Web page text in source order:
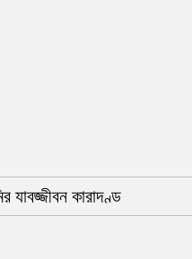
যাবজ্জীবন কারাদণ্ড